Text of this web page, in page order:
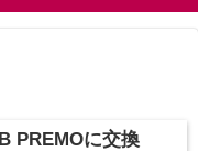
PREMOに交換